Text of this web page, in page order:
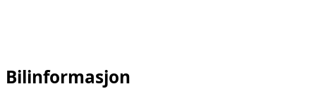
Bilinformasjon